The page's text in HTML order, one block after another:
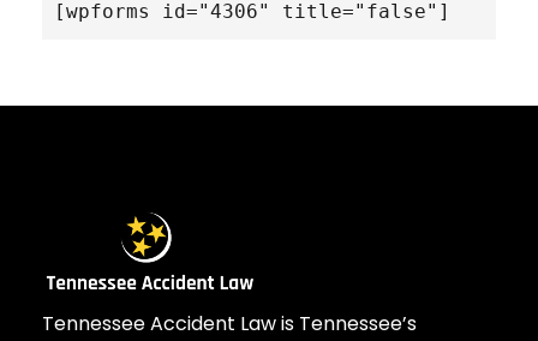
[wpforms id="4306" title="false"]
Tennessee Accident Law is Tennessee’s